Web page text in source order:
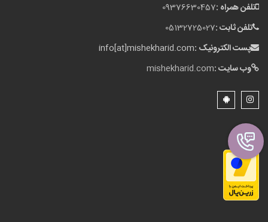
تلفن همراه :09376630457
تلفن ثابت :05132725027
پست الکترونیک :info[at]mishekharid.com
وب سایت :mishekharid.com